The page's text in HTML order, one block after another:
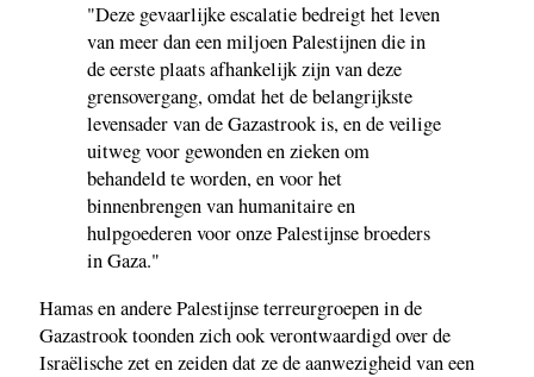
"Deze gevaarlijke escalatie bedreigt het leven
van meer dan een miljoen Palestijnen die in
de eerste plaats afhankelijk zijn van deze
grensovergang, omdat het de belangrijkste
levensader van de Gazastrook is, en de veilige
uitweg voor gewonden en zieken om
behandeld te worden, en voor het
binnenbrengen van humanitaire en
hulpgoederen voor onze Palestijnse broeders
in Gaza."
Hamas en andere Palestijnse terreurgroepen in de
Gazastrook toonden zich ook verontwaardigd over de
Israëlische zet en zeiden dat ze de aanwezigheid van een